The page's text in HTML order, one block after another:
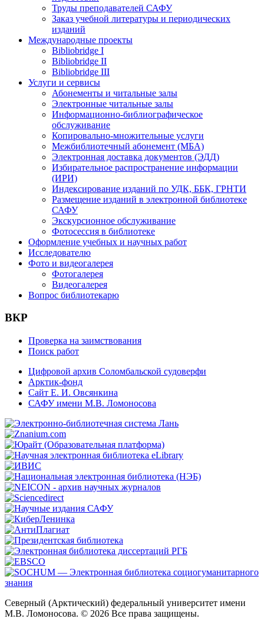
Труды преподавателей САФУ
Заказ учебной литературы и периодических
изданий
Международные проекты
Bibliobridge I
Bibliobridge II
Bibliobridge III
Услуги и сервисы
Абонементы и читальные залы
Электронные читальные залы
Информационно-библиографическое
обслуживание
Копировально-множительные услуги
Межбиблиотечный абонемент (МБА)
Электронная доставка документов (ЭДД)
Избирательное распространение информации
(ИРИ)
Индексирование изданий по УДК, ББК, ГРНТИ
Размещение изданий в электронной библиотеке
САФУ
Экскурсионное обслуживание
Фотосессия в библиотеке
Оформление учебных и научных работ
Исследователю
Фото и видеогалерея
Фотогалерея
Видеогалерея
Вопрос библиотекарю
ВКР
Проверка на заимствования
Поиск работ
Цифровой архив Соломбальской судоверфи
Арктик-фонд
Сайт Е. И. Овсянкина
САФУ имени М.В. Ломоносова
Северный (Арктический) федеральный университет имени
М.В. Ломоносова. © 2026 Все права защищены.